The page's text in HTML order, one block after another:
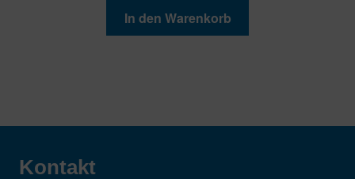
In den Warenkorb
Kontakt